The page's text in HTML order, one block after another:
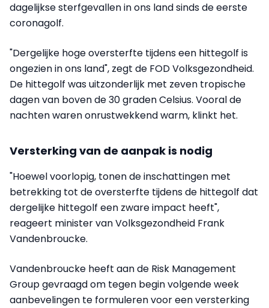
dagelijkse sterfgevallen in ons land sinds de eerste
coronagolf.
"Dergelijke hoge oversterfte tijdens een hittegolf is
ongezien in ons land", zegt de FOD Volksgezondheid.
De hittegolf was uitzonderlijk met zeven tropische
dagen van boven de 30 graden Celsius. Vooral de
nachten waren onrustwekkend warm, klinkt het.
Versterking van de aanpak is nodig
"Hoewel voorlopig, tonen de inschattingen met
betrekking tot de oversterfte tijdens de hittegolf dat
dergelijke hittegolf een zware impact heeft",
reageert minister van Volksgezondheid Frank
Vandenbroucke.
Vandenbroucke heeft aan de Risk Management
Group gevraagd om tegen begin volgende week
aanbevelingen te formuleren voor een versterking